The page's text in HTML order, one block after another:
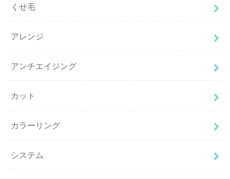
くせ毛
アレンジ
アンチエイジング
カット
カラーリング
システム